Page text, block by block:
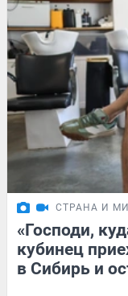
СТРАНА И
«Господи,
кубинец
в Сибирь и